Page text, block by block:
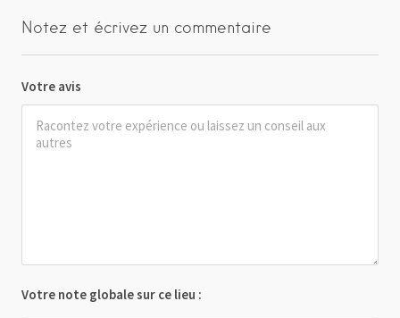
Notez et écrivez un commentaire
Votre avis
Votre note globale sur ce lieu :